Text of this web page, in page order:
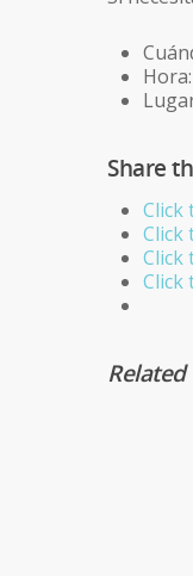
Share
Click
Click
Click
Click
Related